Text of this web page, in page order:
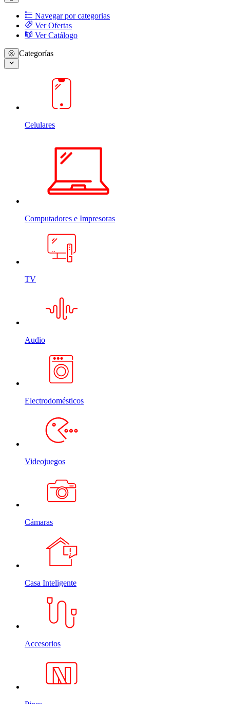
Navegar por categorias
Ver Ofertas
Ver Catálogo
Categorías
Celulares
Computadores e Impresoras
TV
Audio
Electrodomésticos
Videojuegos
Cámaras
Casa Inteligente
Accesorios